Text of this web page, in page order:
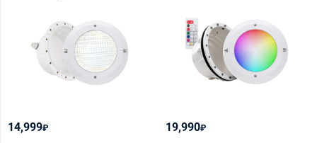
14,999₽ 19,990₽